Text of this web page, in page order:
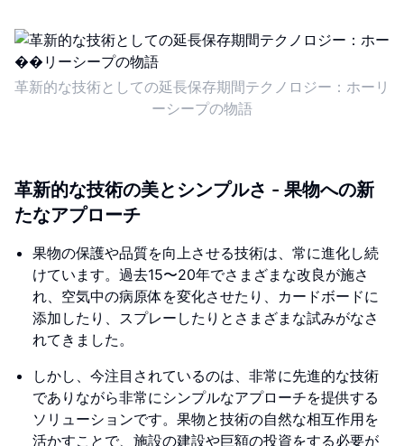
革新的な技術としての延長保存期間テクノロジー：ホーリ
ーシープの物語
革新的な技術の美とシンプルさ - 果物への新
たなアプローチ
果物の保護や品質を向上させる技術は、常に進化し続
けています。過去15〜20年でさまざまな改良が施さ
れ、空気中の病原体を変化させたり、カードボードに
添加したり、スプレーしたりとさまざまな試みがなさ
れてきました。
しかし、今注目されているのは、非常に先進的な技術
でありながら非常にシンプルなアプローチを提供する
ソリューションです。果物と技術の自然な相互作用を
活かすことで、施設の建設や巨額の投資をする必要が